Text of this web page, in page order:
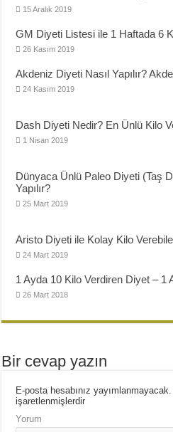
15 Aralık 2019
GM Diyeti Listesi ile 1 Haftada 6
26 Kasım 2019
Akdeniz Diyeti Nasıl Yapılır?
24 Kasım 2019
Dash Diyeti Nedir? En Ünlü Kilo
1 Nisan 2019
Dünyaca Ünlü Paleo Diyeti (Taş
Yapılır?
25 Mart 2019
Aristo Diyeti ile Kolay Kilo
24 Mart 2019
1 Ayda 10 Kilo Verdiren Diyet – 1
26 Mart 2018
Bir cevap yazın
E-posta hesabınız yayımlanmayacak.
işaretlenmişlerdir
Yorum